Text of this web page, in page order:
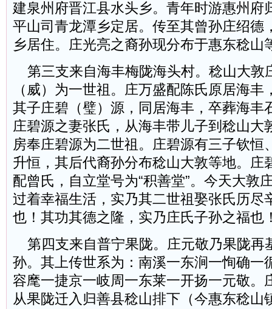
建泉州府晋江县水头乡。青年时游惠州府
平山司青龙潭乡定居。传至其曾孙庄绍德
乡居住。庄光亮之裔孙现分布于惠东稔山
第三支来自海丰梅陇海头村。稔山大敦
（威）为一世祖。庄万盛配陈氏原居海
其子庄碧（璧）源，同居海丰，卒葬海丰
庄碧源之妻张氏，从海丰带儿子到稔山大
房奉庄碧源为二世祖。庄碧源有三子钦恒
升恒，其后代裔孙分布稔山大敦等地。庄
配曾氏，自立堂号为“积善堂”。今天大敦
过着幸福生活，实乃其二世祖娶张氏历尽
也！其功其德之隆，实乃庄氏子孙之福也
第四支来自普宁果陇。庄元敬乃果陇再
孙。其上传世系为：南溪一东涧一恂确一
容麾一捷京一岐周一东莱一开扬一元敬。
从果陇迁入归善县稔山排下（今惠东稔山